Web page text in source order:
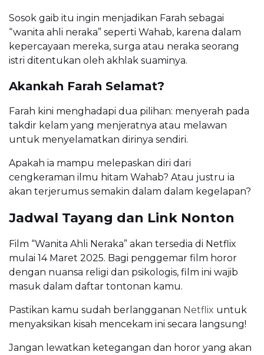
Sosok gaib itu ingin menjadikan Farah sebagai
“wanita ahli neraka” seperti Wahab, karena dalam
kepercayaan mereka, surga atau neraka seorang
istri ditentukan oleh akhlak suaminya.
Akankah Farah Selamat?
Farah kini menghadapi dua pilihan: menyerah pada
takdir kelam yang menjeratnya atau melawan
untuk menyelamatkan dirinya sendiri.
Apakah ia mampu melepaskan diri dari
cengkeraman ilmu hitam Wahab? Atau justru ia
akan terjerumus semakin dalam dalam kegelapan?
Jadwal Tayang dan Link Nonton
Film “Wanita Ahli Neraka” akan tersedia di Netflix
mulai 14 Maret 2025. Bagi penggemar film horor
dengan nuansa religi dan psikologis, film ini wajib
masuk dalam daftar tontonan kamu.
Pastikan kamu sudah berlangganan Netflix untuk
menyaksikan kisah mencekam ini secara langsung!
Jangan lewatkan ketegangan dan horor yang akan